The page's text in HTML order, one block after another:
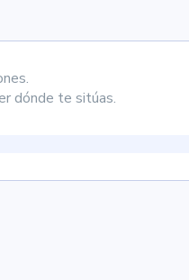
dónde te sitúas.